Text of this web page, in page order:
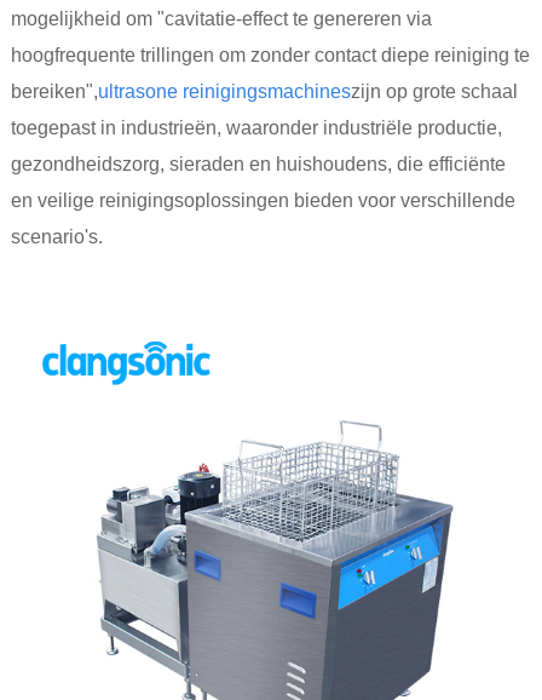
mogelijkheid om "cavitatie-effect te genereren via
hoogfrequente trillingen om zonder contact diepe reiniging te
bereiken",ultrasone reinigingsmachineszijn op grote schaal
toegepast in industrieën, waaronder industriële productie,
gezondheidszorg, sieraden en huishoudens, die efficiënte
en veilige reinigingsoplossingen bieden voor verschillende
scenario's.